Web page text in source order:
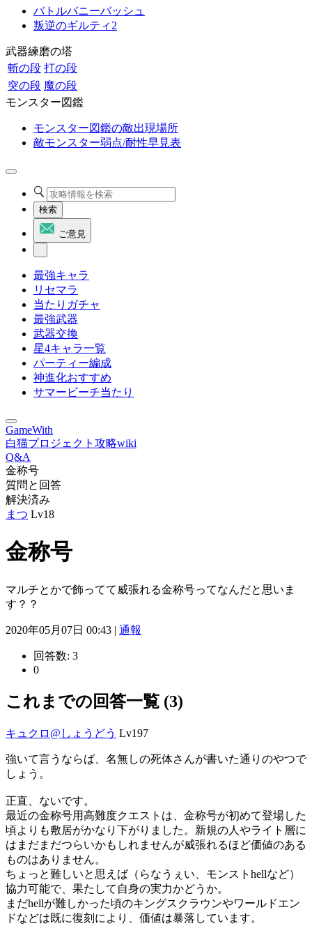
バトルバニーバッシュ
叛逆のギルティ2
武器練磨の塔
斬の段 打の段
突の段 魔の段
モンスター図鑑
モンスター図鑑の敵出現場所
敵モンスター弱点/耐性早見表
検索
ご意見
最強キャラ
リセマラ
当たりガチャ
最強武器
武器交換
星4キャラ一覧
パーティー編成
神進化おすすめ
サマービーチ当たり
GameWith
白猫プロジェクト攻略wiki
Q&A
金称号
質問と回答
解決済み
まつ Lv18
金称号
マルチとかで飾ってて威張れる金称号ってなんだと思いま
す？？
2020年05月07日 00:43 | 通報
回答数: 3
0
これまでの回答一覧 (3)
キュクロ@しょうどう Lv197
強いて言うならば、名無しの死体さんが書いた通りのやつで
しょう。
正直、ないです。
最近の金称号用高難度クエストは、金称号が初めて登場した
頃よりも敷居がかなり下がりました。新規の人やライト層に
はまだまだつらいかもしれませんが威張れるほど価値のある
ものはありません。
ちょっと難しいと思えば（らなうぇい、モンストhellなど）
協力可能で、果たして自身の実力かどうか。
まだhellが難しかった頃のキングスクラウンやワールドエン
ドなどは既に復刻により、価値は暴落しています。